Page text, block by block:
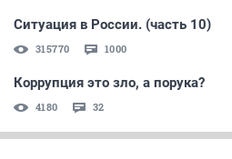
Ситуация в России. (часть 10)
315770 1000
Коррупция это зло, а порука?
4180 32